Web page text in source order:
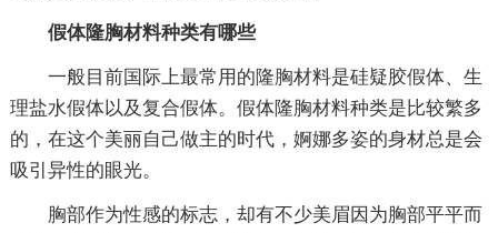
假体隆胸材料种类有哪些
一般目前国际上最常用的隆胸材料是硅疑胶假体、生
理盐水假体以及复合假体。假体隆胸材料种类是比较繁多
的，在这个美丽自己做主的时代，婀娜多姿的身材总是会
吸引异性的眼光。
胸部作为性感的标志，却有不少美眉因为胸部平平而